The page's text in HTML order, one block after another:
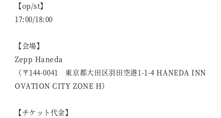
【op/st】
17:00/18:00
【会場】
Zepp Haneda
（〒144-0041 東京都大田区羽田空港1-1-4 HANEDA INN
OVATION CITY ZONE H）
【チケット代金】